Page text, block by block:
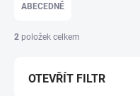
ABECEDNĚ
2 položek celkem
OTEVŘÍT FILTR